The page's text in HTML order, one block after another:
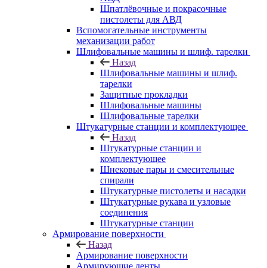
Шпатлёвочные и покрасочные
пистолеты для АВД
Вспомогательные инструменты
механизации работ
Шлифовальные машины и шлиф. тарелки
Назад
Шлифовальные машины и шлиф.
тарелки
Защитные прокладки
Шлифовальные машины
Шлифовальные тарелки
Штукатурные станции и комплектующее
Назад
Штукатурные станции и
комплектующее
Шнековые пары и смесительные
спирали
Штукатурные пистолеты и насадки
Штукатурные рукава и узловые
соединения
Штукатурные станции
Армирование поверхности
Назад
Армирование поверхности
Армирующие ленты